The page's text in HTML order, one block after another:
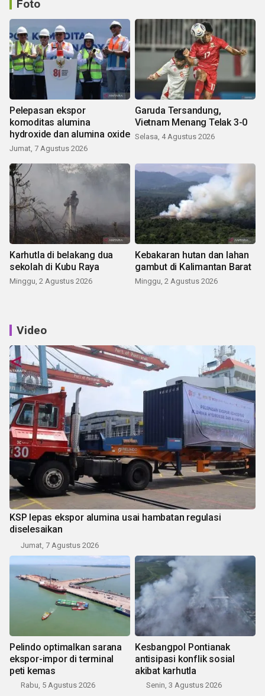
Foto
Pelepasan ekspor
komoditas alumina
hydroxide dan alumina oxide
Jumat, 7 Agustus 2026
Garuda Tersandung,
Vietnam Menang Telak 3-0
Selasa, 4 Agustus 2026
Karhutla di belakang dua
sekolah di Kubu Raya
Minggu, 2 Agustus 2026
Kebakaran hutan dan lahan
gambut di Kalimantan Barat
Minggu, 2 Agustus 2026
Video
KSP lepas ekspor alumina usai hambatan regulasi
diselesaikan
Jumat, 7 Agustus 2026
Pelindo optimalkan sarana
ekspor-impor di terminal
peti kemas
Rabu, 5 Agustus 2026
Kesbangpol Pontianak
antisipasi konflik sosial
akibat karhutla
Senin, 3 Agustus 2026